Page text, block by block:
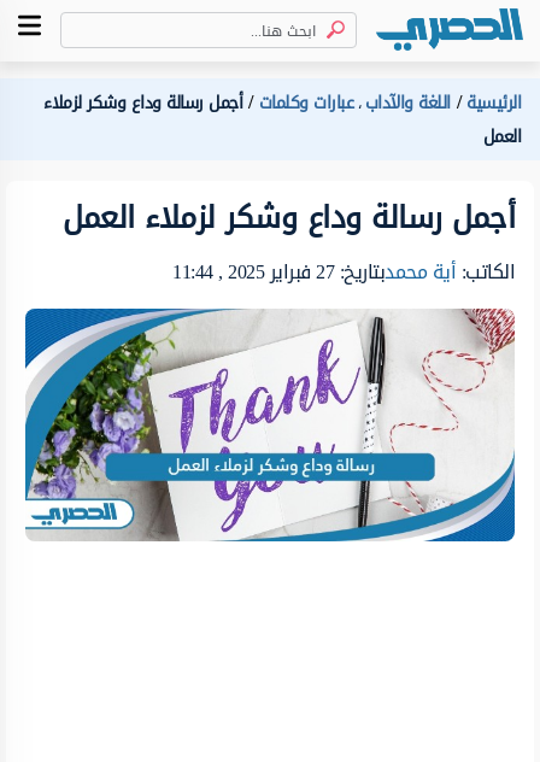
الرئيسية اللغة والآداب،عبارات وكلمات أجمل رسالة وداع وشكر لزملاء
العمل
أجمل رسالة وداع وشكر لزملاء العمل
الكاتب:أية محمدبتاريخ: 27 فبراير 2025 , 11:44